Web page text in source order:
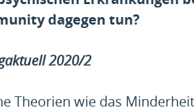
dagegen tun?
2020/2
Theorien wie das